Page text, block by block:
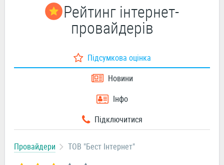
Рейтинг інтернет-
провайдерів
Підсумкова оцінка
Новини
Інфо
Підключитися
Провайдери ТОВ "Бест Інтернет"